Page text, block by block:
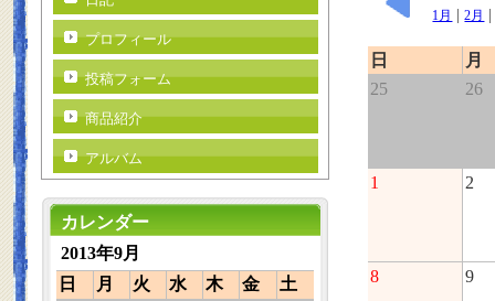
1月 |2月
日
月
25
26
1 2
8 9
プロフィール
投稿フォーム
商品紹介
アルバム
カレンダー
2013年9月
日
月 火 水 木 金
土